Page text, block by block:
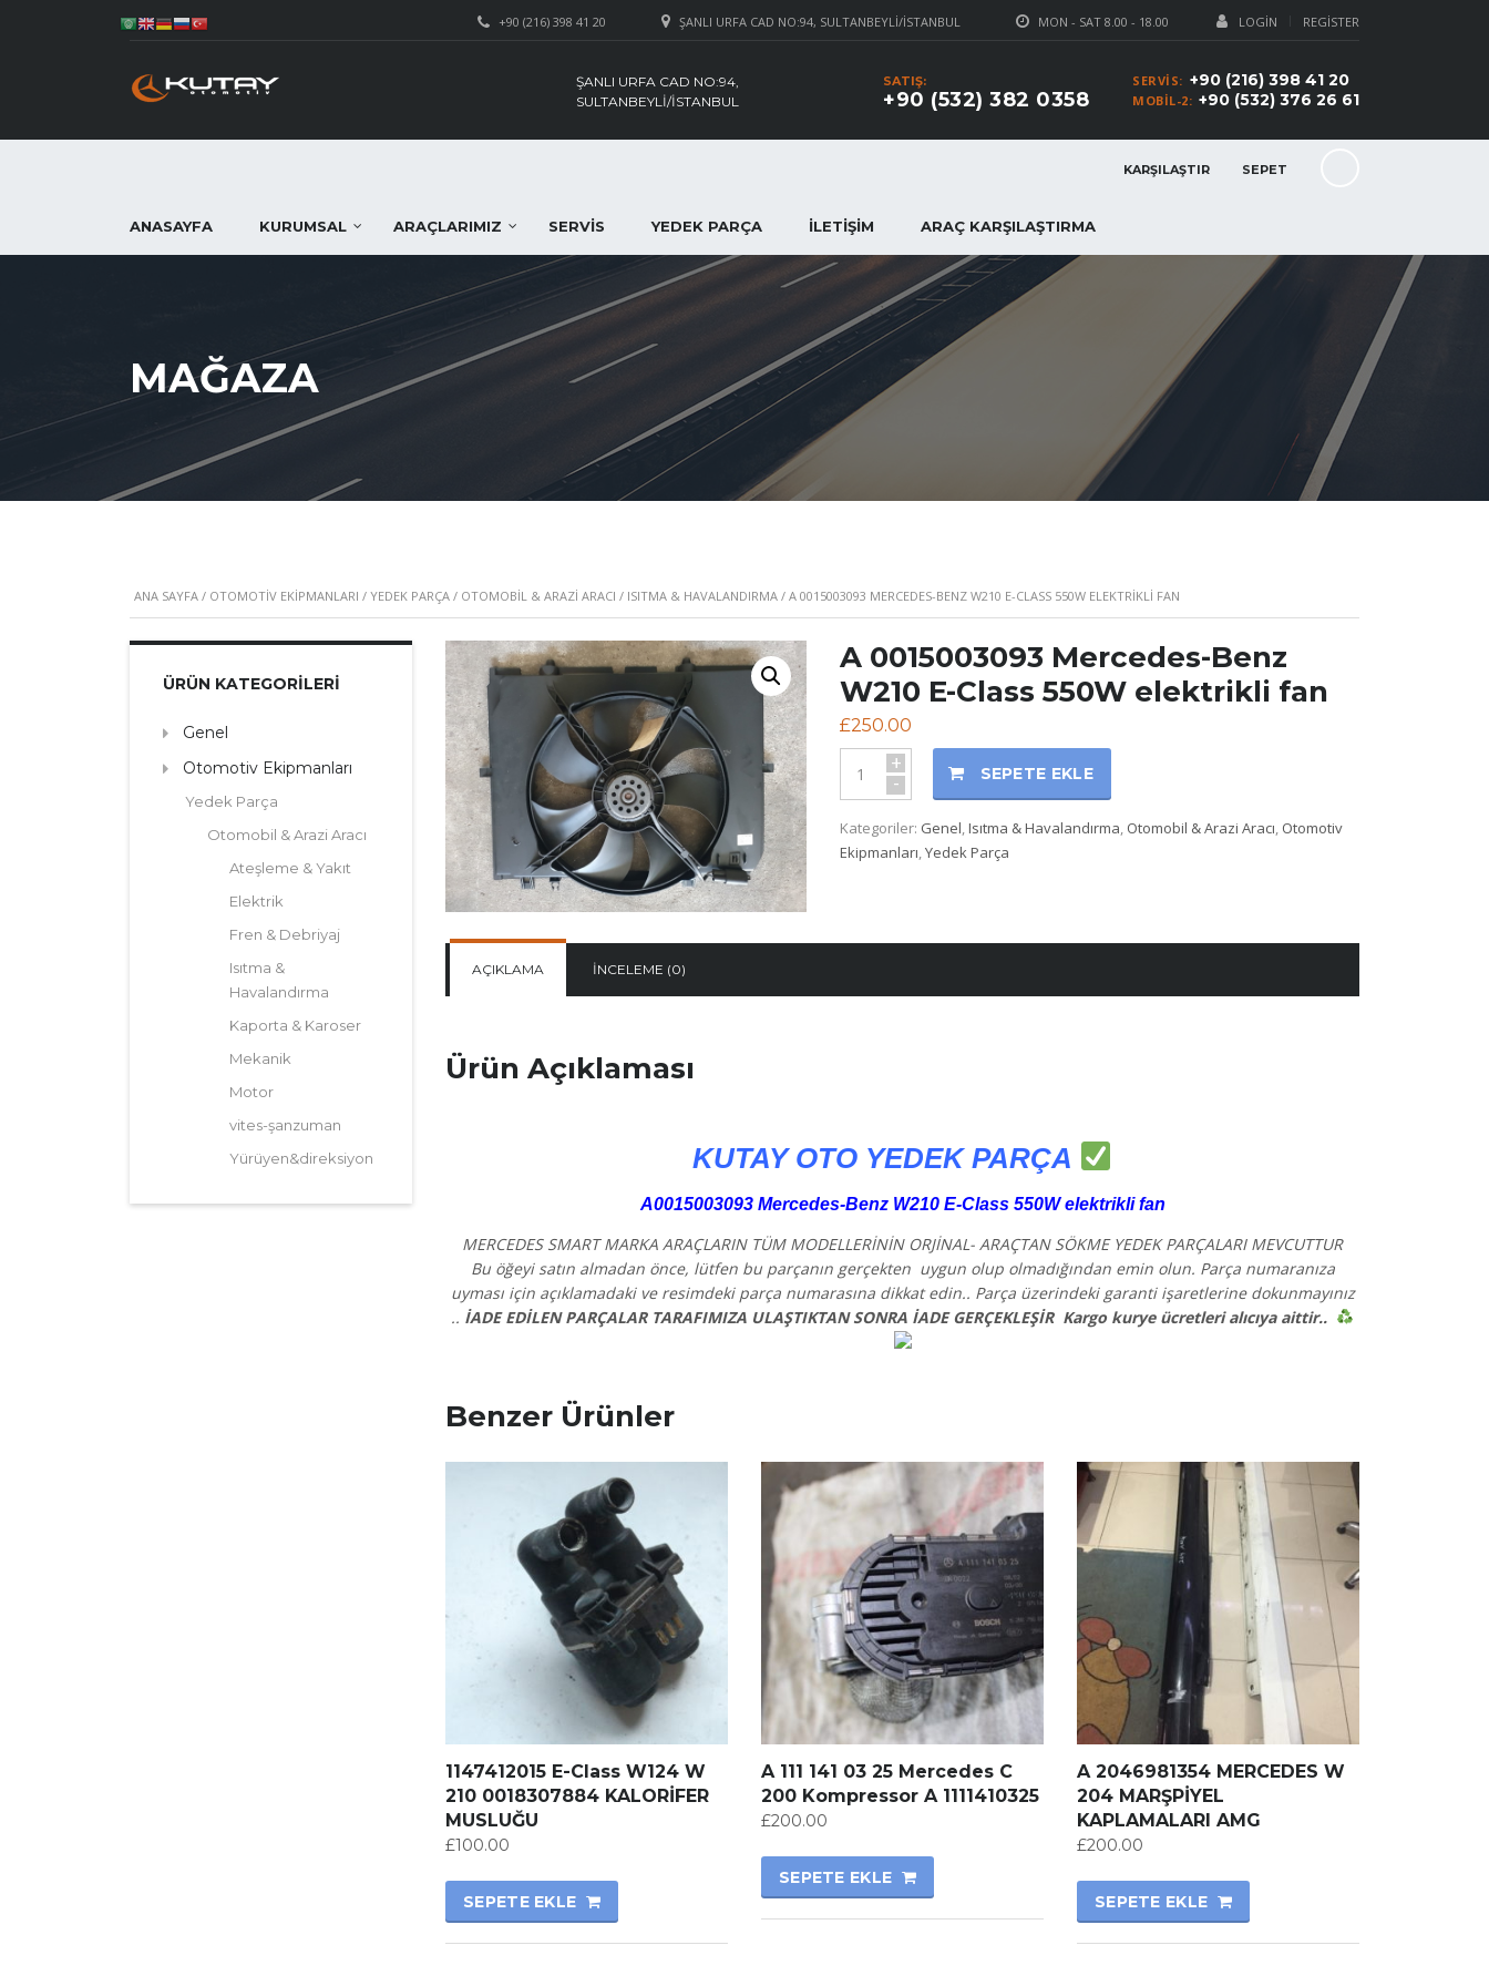
LOGIN REGISTER
MON - SAT 8.00 - 18.00
ŞANLI URFA CAD NO:94, SULTANBEYLI/İSTANBUL
+90 (216) 398 41 20
SERVIS: +90 (216) 398 41 20
MOBIL-2: +90 (532) 376 26 61
SATIŞ:
+90 (532) 382 0358
ŞANLI URFA CAD NO:94,
SULTANBEYLI/İSTANBUL
KARŞILAŞTIR SEPET
ANASAYFA KURUMSAL ARAÇLARIMIZ SERVIS YEDEK PARÇA İLETIŞIM ARAÇ KARŞILAŞTIRMA
MAĞAZA
ANA SAYFA / OTOMOTIV EKIPMANLARI / YEDEK PARÇA / OTOMOBIL & ARAZI ARACI / ISITMA & HAVALANDIRMA / A 0015003093 MERCEDES-BENZ W210 E-CLASS 550W ELEKTRIKLI FAN
A 0015003093 Mercedes-Benz
W210 E-Class 550W elektrikli fan
£250.00
+
- SEPETE EKLE
Kategoriler: Genel,Isıtma & Havalandırma, Otomobil & Arazi Aracı, Otomotiv
Ekipmanları,Yedek Parça
AÇIKLAMA İNCELEME (0)
Ürün Açıklaması
KUTAY OTO YEDEK PARÇA
A0015003093 Mercedes-Benz W210 E-Class 550W elektrikli fan
MERCEDES SMART MARKA ARAÇLARIN TÜM MODELLERİNİN ORJİNAL- ARAÇTAN SÖKME YEDEK PARÇALARI MEVCUTTUR
Bu öğeyi satın almadan önce, lütfen bu parçanın gerçekten uygun olup olmadığından emin olun. Parça numaranıza
uyması için açıklamadaki ve resimdeki parça numarasına dikkat edin.. Parça üzerindeki garanti işaretlerine dokunmayınız
.. İADE EDİLEN PARÇALAR TARAFIMIZA ULAŞTIKTAN SONRA İADE GERÇEKLEŞİR Kargo kurye ücretleri alıcıya aittir..
Benzer Ürünler
1147412015 E-Class W124 W
210 0018307884 KALORİFER
MUSLUĞU
£100.00
SEPETE EKLE
A 111 141 03 25 Mercedes C
200 Kompressor A 1111410325
£200.00
SEPETE EKLE
A 2046981354 MERCEDES W
204 MARŞPİYEL
KAPLAMALARI AMG
£200.00
SEPETE EKLE
ÜRÜN KATEGORILERI
Genel
Otomotiv Ekipmanları
Yedek Parça
Otomobil & Arazi Aracı
Ateşleme & Yakıt
Elektrik
Fren & Debriyaj
Isıtma &
Havalandırma
Kaporta & Karoser
Mekanik
Motor
vites-şanzuman
Yürüyen&direksiyon